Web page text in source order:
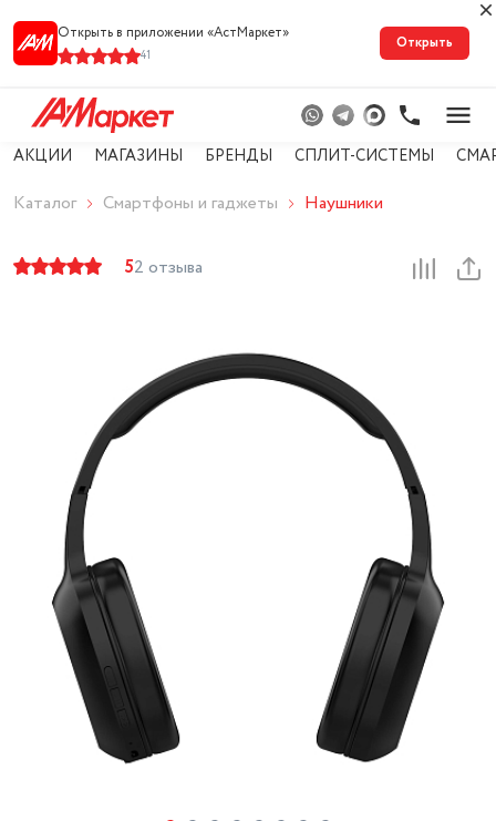
Открыть в приложении «АстМарке‪т‬»
41
Открыть
АКЦИИ МАГАЗИНЫ БРЕНДЫ СПЛИТ-СИСТЕМЫ
Каталог Смартфоны и гаджеты Наушники
52 отзыва